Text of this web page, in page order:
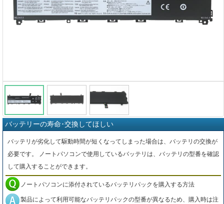
バッテリーの寿命･交換してほしい
バッテリが劣化して駆動時間が短くなってしまった場合は、バッテリの交換が
必要です。 ノートパソコンで使用しているバッテリは、バッテリの型番を確認
して購入することができます。
ノートパソコンに添付されているバッテリパックを購入する方法
製品によって利用可能なバッテリパックの型番が異なるため、購入時は注